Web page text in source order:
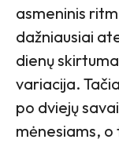
asmeninis
dažniausiai
dienų
variacija.
po dviejų
mėnesiams,